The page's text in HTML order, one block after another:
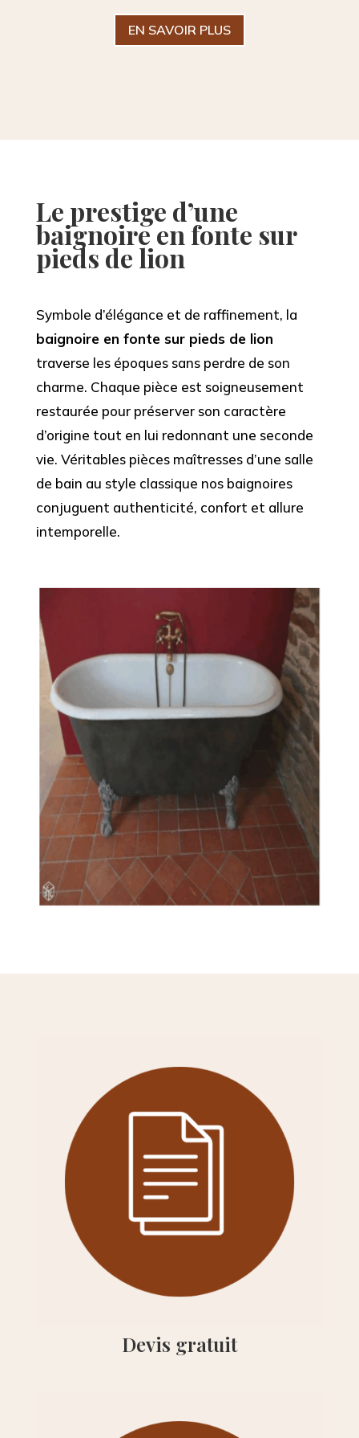
EN SAVOIR PLUS
Le prestige d’une
baignoire en fonte sur
pieds de lion
Symbole d’élégance et de raffinement, la
baignoire en fonte sur pieds de lion
traverse les époques sans perdre de son
charme. Chaque pièce est soigneusement
restaurée pour préserver son caractère
d’origine tout en lui redonnant une seconde
vie. Véritables pièces maîtresses d’une salle
de bain au style classique nos baignoires
conjuguent authenticité, confort et allure
intemporelle.
Devis gratuit